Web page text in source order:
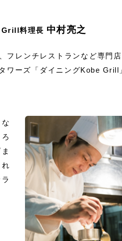
Grill料理長 中村亮之
フレンチレストランなど専門
ワーズ「ダイニングKobe Grill